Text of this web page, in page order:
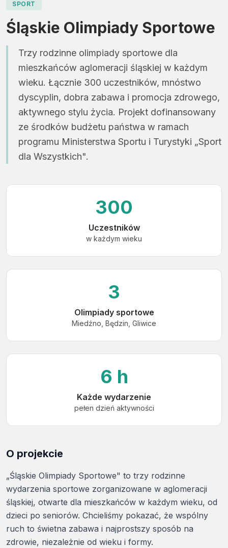
SPORT
Śląskie Olimpiady Sportowe
Trzy rodzinne olimpiady sportowe dla
mieszkańców aglomeracji śląskiej w każdym
wieku. Łącznie 300 uczestników, mnóstwo
dyscyplin, dobra zabawa i promocja zdrowego,
aktywnego stylu życia. Projekt dofinansowany
ze środków budżetu państwa w ramach
programu Ministerstwa Sportu i Turystyki „Sport
dla Wszystkich".
300
Uczestników
w każdym wieku
3
Olimpiady sportowe
Miedźno, Będzin, Gliwice
6 h
Każde wydarzenie
pełen dzień aktywności
O projekcie
„Śląskie Olimpiady Sportowe" to trzy rodzinne
wydarzenia sportowe zorganizowane w aglomeracji
śląskiej, otwarte dla mieszkańców w każdym wieku, od
dzieci po seniorów. Chcieliśmy pokazać, że wspólny
ruch to świetna zabawa i najprostszy sposób na
zdrowie, niezależnie od wieku i formy.